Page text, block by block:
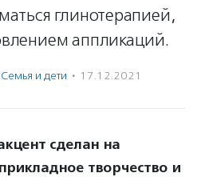
глинотерапией,
аппликаций.
Семья и дети · 17.12.2021
сделан на
творчество и